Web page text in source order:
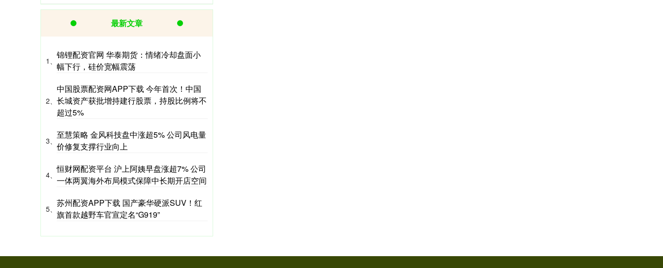
最新文章
1、
锦锂配资官网 华泰期货：情绪冷却盘面小
幅下行，硅价宽幅震荡
2、
中国股票配资网APP下载 今年首次！中国
长城资产获批增持建行股票，持股比例将不
超过5%
3、
至慧策略 金风科技盘中涨超5% 公司风电量
价修复支撑行业向上
4、
恒财网配资平台 沪上阿姨早盘涨超7% 公司
一体两翼海外布局模式保障中长期开店空间
5、
苏州配资APP下载 国产豪华硬派SUV！红
旗首款越野车官宣定名“G919”